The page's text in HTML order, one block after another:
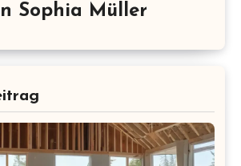
Sophia Müller